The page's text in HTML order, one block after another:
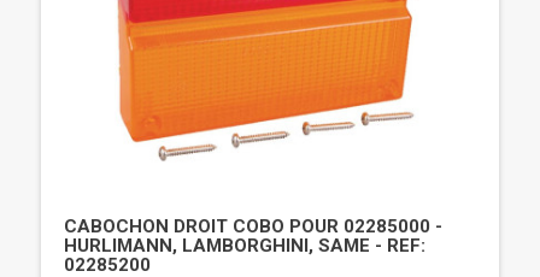
CABOCHON DROIT COBO POUR 02285000 -
HURLIMANN, LAMBORGHINI, SAME - REF:
02285200